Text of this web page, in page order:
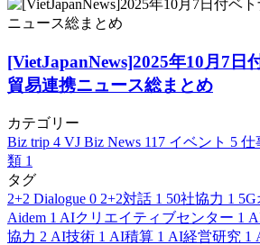
[VietJapanNews]2025年10月7
貿易連携ニュース総まとめ
カテゴリー
Biz trip 4 VJ Biz News 117 イベント 5 仕
類 1
タグ
2+2 Dialogue 0 2+2対話 1 50社協力 1
Aidem 1 AIクリエイティブセンター 1
協力 2 AI技術 1 AI積算 1 AI経営研究 1